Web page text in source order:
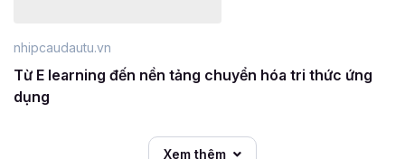
nhipcaudautu.vn
Từ E learning đến nền tảng chuyển hóa tri thức ứng
dụng
Xem thêm